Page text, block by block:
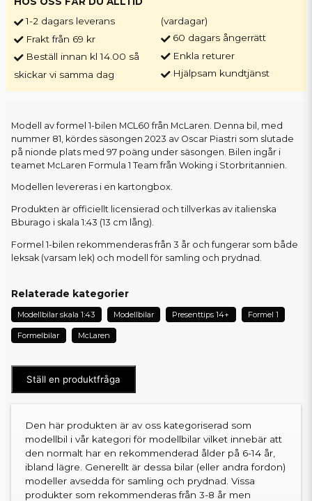
1-2 dagars leverans
Frakt från 69 kr
Beställ innan kl 14.00 så
skickar vi samma dag
(vardagar)
60 dagars ångerrätt
Enkla returer
Hjälpsam kundtjänst
Modell av formel 1-bilen MCL60 från McLaren. Denna bil, med
nummer 81, kördes säsongen 2023 av Oscar Piastri som slutade
på nionde plats med 97 poäng under säsongen. Bilen ingår i
teamet McLaren Formula 1 Team från Woking i Storbritannien.
Modellen levereras i en kartongbox.
Produkten är officiellt licensierad och tillverkas av italienska
Bburago i skala 1:43 (13 cm lång).
Formel 1-bilen rekommenderas från 3 år och fungerar som både
leksak (varsam lek) och modell för samling och prydnad.
Relaterade kategorier
Modellbilar skala 1:43 Modellbilar Presenttips 14+ Formel 1
Formelbilar McLaren
Ställ en produktfråga
Den här produkten är av oss kategoriserad som
modellbil i vår kategori för modellbilar vilket innebär att
den normalt har en rekommenderad ålder på 6-14 år,
ibland lägre. Generellt är dessa bilar (eller andra fordon)
modeller avsedda för samling och prydnad. Vissa
produkter som rekommenderas från 3-8 år men